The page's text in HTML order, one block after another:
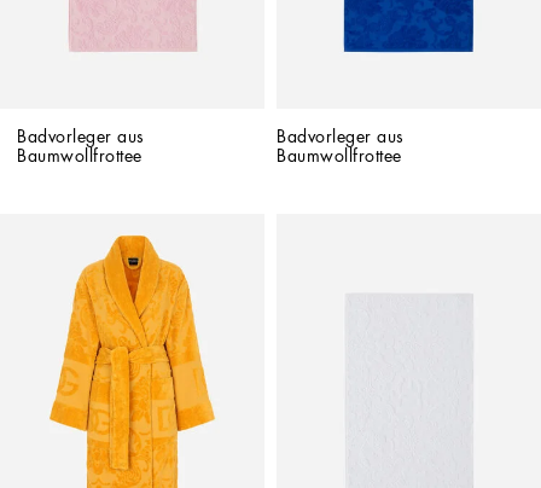
Badvorleger aus
Baumwollfrottee
Badvorleger aus
Baumwollfrottee